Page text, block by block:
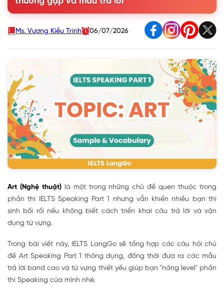
Question 4. Have you ever been to an art gallery?
Question 5. What type of art did you learn when you
Question 7. Do you want to be an artist?
Question 8. Do you like modern art or traditional art?
Question 10. Do you think children can benefit from
going to art galleries?
2. Từ vựng topic Art Speaking Part 1
Ms. Vương Kiều Trinh 06/07/2026
Art (Nghệ thuật)là một trong những chủ đề quen thuộc trong
phần thi IELTS Speaking Part 1 nhưng vẫn khiến nhiều bạn thí
sinh bối rối nếu không biết cách triển khai câu trả lời và vận
dụng từ vựng.
Trong bài viết này, IELTS LangGo sẽ tổng hợp các câu hỏi chủ
đề Art Speaking Part 1 thông dụng, đồng thời đưa ra các mẫu
trả lời band cao và từ vựng thiết yếu giúp bạn "nâng level" phần
thi Speaking của mình nhé.